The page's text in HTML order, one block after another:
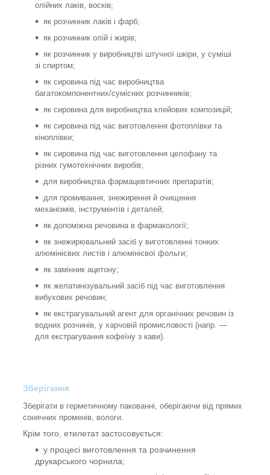
олійних лаків, восків;
як розчинник лаків і фарб;
як розчинник олій і жирів;
як розчинник у виробництві штучної шкіри, у суміші
зі спиртом;
як сировина під час виробництва
багатокомпонентних/сумісних розчинників;
як сировина для виробництва клейових композицій;
як сировина під час виготовлення фотоплівки та
кіноплівки;
як сировина під час виготовлення целофану та
різних гумотехнічних виробів;
для виробництва фармацевтичних препаратів;
для промивання, знежирення й очищення
механізмів, інструментів і деталей;
як допоміжна речовина в фармакології;
як знежирювальний засіб у виготовленні тонких
алюмінієвих листів і алюмінієвої фольги;
як замінник ацетону;
як желатинізувальний засіб під час виготовлення
вибухових речовин;
як екстрагувальний агент для органічних речовин із
водних розчинів, у харчовій промисловості (напр. —
для екстрагування кофеїну з кави).
Зберігання
Зберігати в герметичному пакованні, оберігаючи від прямих
сонячних променів, вологи.
Крім того, етилетат застосовується:
у процесі виготовлення та розчинення
друкарського чорнила;